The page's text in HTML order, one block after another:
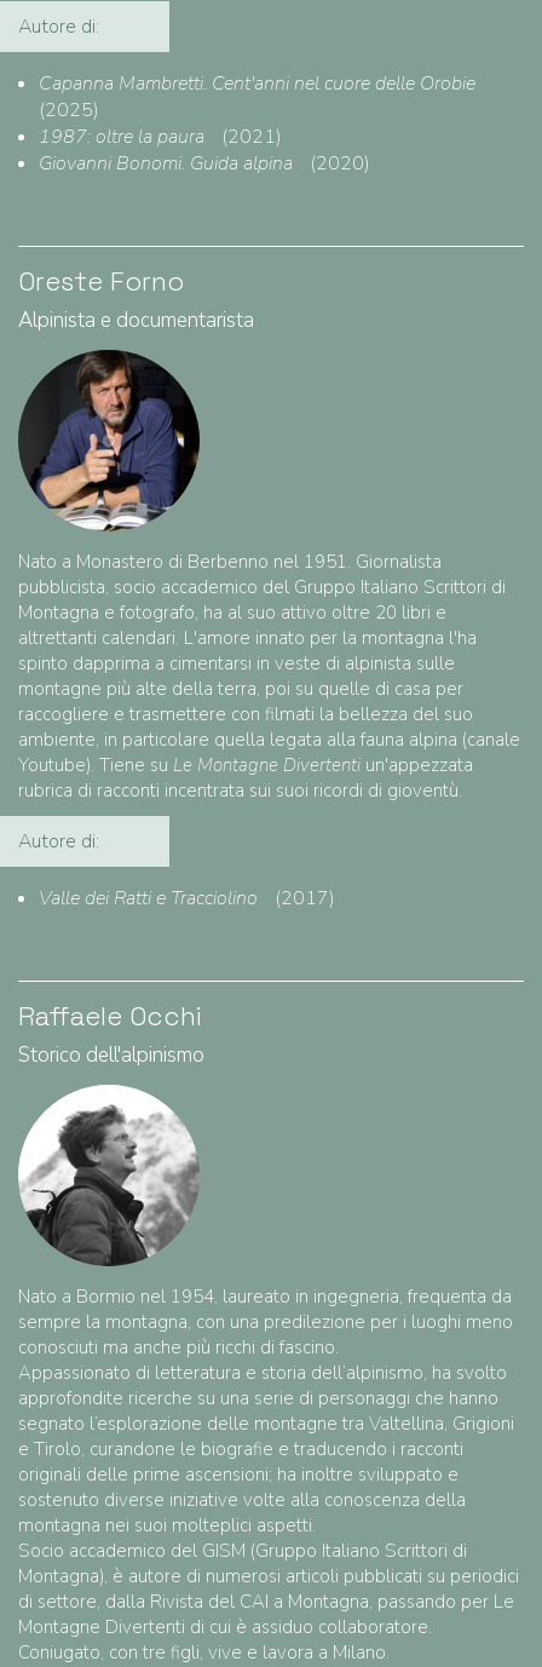
Autore di:
Capanna Mambretti. Cent'anni nel cuore delle Orobie
(2025)
1987: oltre la paura
(2021)
Giovanni Bonomi. Guida alpina
(2020)
Oreste Forno
Alpinista e documentarista
Nato a Monastero di Berbenno nel 1951. Giornalista
pubblicista, socio accademico del Gruppo Italiano Scrittori di
Montagna e fotografo, ha al suo attivo oltre 20 libri e
altrettanti calendari. L'amore innato per la montagna l'ha
spinto dapprima a cimentarsi in veste di alpinista sulle
montagne più alte della terra, poi su quelle di casa per
raccogliere e trasmettere con filmati la bellezza del suo
ambiente, in particolare quella legata alla fauna alpina (canale
Youtube). Tiene su Le Montagne Divertenti un'appezzata
rubrica di racconti incentrata sui suoi ricordi di gioventù.
Autore di:
Valle dei Ratti e Tracciolino (2017)
Raffaele Occhi
Storico dell'alpinismo
Nato a Bormio nel 1954, laureato in ingegneria, frequenta da
sempre la montagna, con una predilezione per i luoghi meno
conosciuti ma anche più ricchi di fascino.
Appassionato di letteratura e storia dell’alpinismo, ha svolto
approfondite ricerche su una serie di personaggi che hanno
segnato l’esplorazione delle montagne tra Valtellina, Grigioni
e Tirolo, curandone le biografie e traducendo i racconti
originali delle prime ascensioni; ha inoltre sviluppato e
sostenuto diverse iniziative volte alla conoscenza della
montagna nei suoi molteplici aspetti.
Socio accademico del GISM (Gruppo Italiano Scrittori di
Montagna), è autore di numerosi articoli pubblicati su periodici
di settore, dalla Rivista del CAI a Montagna, passando per Le
Montagne Divertenti di cui è assiduo collaboratore.
Coniugato, con tre figli, vive e lavora a Milano.